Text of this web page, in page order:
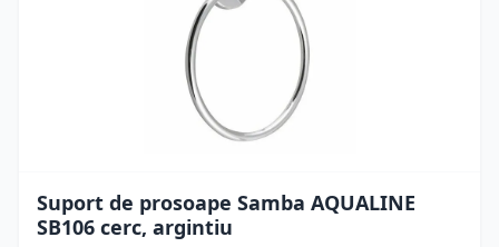
Suport de prosoape Samba AQUALINE
SB106 cerc, argintiu